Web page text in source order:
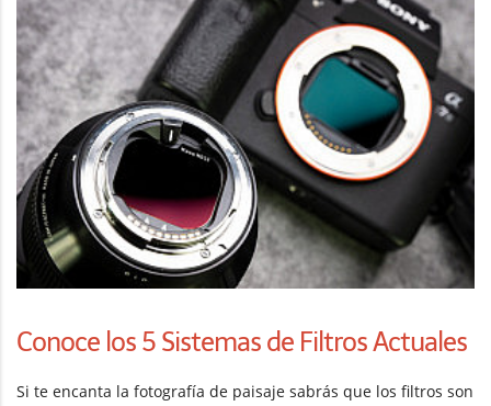
Conoce los 5 Sistemas de Filtros Actuales
Si te encanta la fotografía de paisaje sabrás que los filtros son